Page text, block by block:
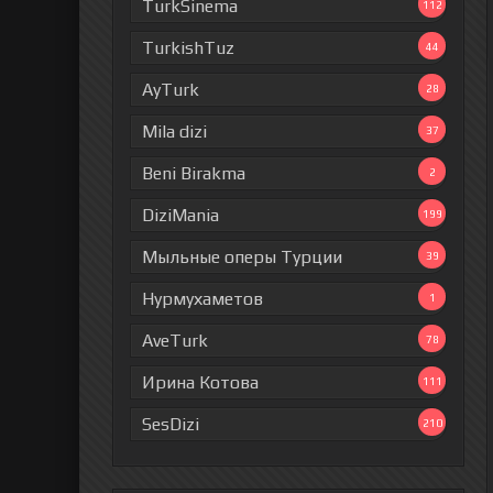
TurkSinema 112
TurkishTuz 44
AyTurk 28
Mila dizi 37
Beni Birakma 2
DiziMania 199
Мыльные оперы Турции 39
Нурмухаметов 1
AveTurk 78
Ирина Котова 111
SesDizi 210